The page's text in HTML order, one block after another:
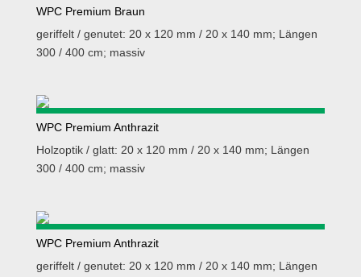
WPC Premium Braun
geriffelt / genutet: 20 x 120 mm / 20 x 140 mm; Längen
300 / 400 cm; massiv
WPC Premium Anthrazit
Holzoptik / glatt: 20 x 120 mm / 20 x 140 mm; Längen
300 / 400 cm; massiv
WPC Premium Anthrazit
geriffelt / genutet: 20 x 120 mm / 20 x 140 mm; Längen